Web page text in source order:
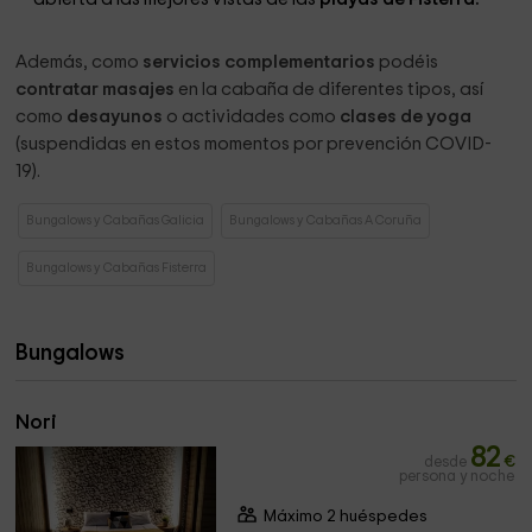
Además, como servicios complementarios podéis
contratar masajes en la cabaña de diferentes tipos, así
como desayunos o actividades como clases de yoga
(suspendidas en estos momentos por prevención COVID-
19).
Bungalows y Cabañas Galicia Bungalows y Cabañas A Coruña
Bungalows y Cabañas Fisterra
Bungalows
Nori
desde 82 €
persona y noche
Máximo 2 huéspedes